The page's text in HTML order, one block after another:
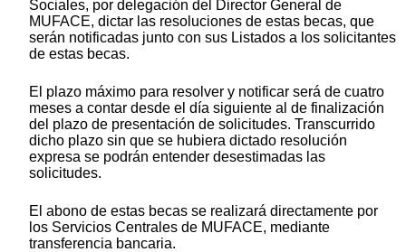
Sociales, por delegación del Director General de
MUFACE, dictar las resoluciones de estas becas, que
serán notificadas junto con sus Listados a los solicitantes
de estas becas.
El plazo máximo para resolver y notificar será de cuatro
meses a contar desde el día siguiente al de finalización
del plazo de presentación de solicitudes. Transcurrido
dicho plazo sin que se hubiera dictado resolución
expresa se podrán entender desestimadas las
solicitudes.
El abono de estas becas se realizará directamente por
los Servicios Centrales de MUFACE, mediante
transferencia bancaria.